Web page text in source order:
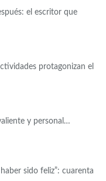
el escritor que
protagonizan el
y personal…
sido feliz”: cuarenta